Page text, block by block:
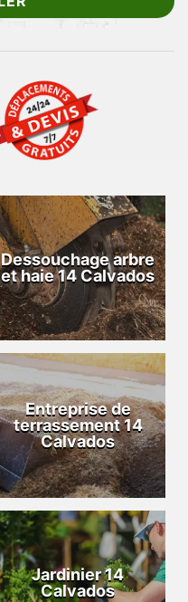
Dessouchage arbre
et haie 14 Calvados
Entreprise de
terrassement 14
Calvados
Jardinier 14
Calvados